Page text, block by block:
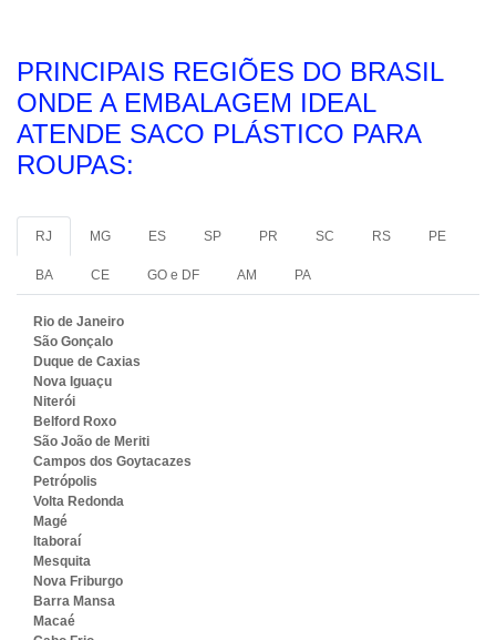
PRINCIPAIS REGIÕES DO BRASIL
ONDE A EMBALAGEM IDEAL
ATENDE SACO PLÁSTICO PARA
ROUPAS:
RJ MG ES SP PR SC RS PE
BA CE GO e DF AM PA
Rio de Janeiro
São Gonçalo
Duque de Caxias
Nova Iguaçu
Niterói
Belford Roxo
São João de Meriti
Campos dos Goytacazes
Petrópolis
Volta Redonda
Magé
Itaboraí
Mesquita
Nova Friburgo
Barra Mansa
Macaé